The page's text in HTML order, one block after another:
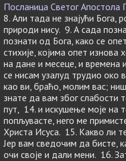
Посланица Светог Апостола
8. Али тада не знајући Бога,
природи нису. 9. А сада
познати од Бога, како се
стихије, којима опет изнова
на дане и месеце, и времена
се нисам узалуд трудио око
као ви, браћо, молим вас;
знате да вам због слабости
пут, 14. и искушење моје на
попљувасте, него ме
Христа Исуса. 15. Какво ли
Јер вам сведочим да бисте,
очи своје и дали мени. 16.